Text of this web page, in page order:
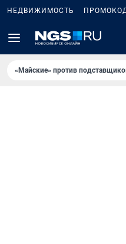
НЕДВИЖИМОСТЬ
«Майские» против